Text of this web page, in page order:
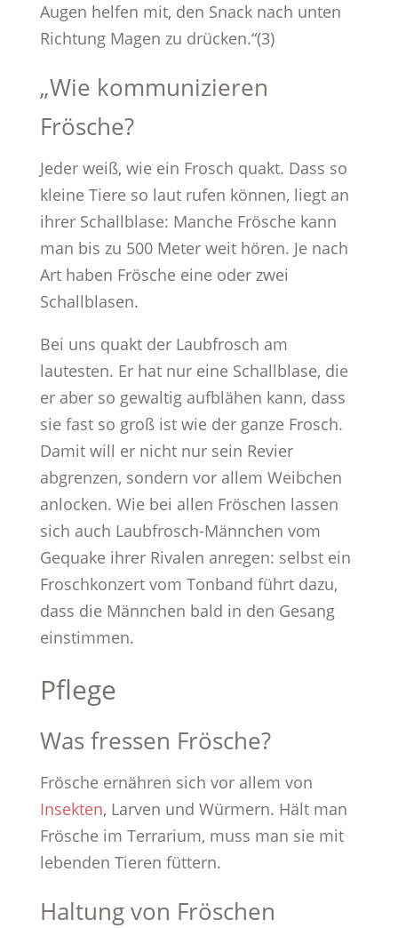
Augen helfen mit, den Snack nach unten
Richtung Magen zu drücken.“(3)
„Wie kommunizieren
Frösche?
Jeder weiß, wie ein Frosch quakt. Dass so
kleine Tiere so laut rufen können, liegt an
ihrer Schallblase: Manche Frösche kann
man bis zu 500 Meter weit hören. Je nach
Art haben Frösche eine oder zwei
Schallblasen.
Bei uns quakt der Laubfrosch am
lautesten. Er hat nur eine Schallblase, die
er aber so gewaltig aufblähen kann, dass
sie fast so groß ist wie der ganze Frosch.
Damit will er nicht nur sein Revier
abgrenzen, sondern vor allem Weibchen
anlocken. Wie bei allen Fröschen lassen
sich auch Laubfrosch-Männchen vom
Gequake ihrer Rivalen anregen: selbst ein
Froschkonzert vom Tonband führt dazu,
dass die Männchen bald in den Gesang
einstimmen.
Pflege
Was fressen Frösche?
Frösche ernähren sich vor allem von
Insekten, Larven und Würmern. Hält man
Frösche im Terrarium, muss man sie mit
lebenden Tieren füttern.
Haltung von Fröschen